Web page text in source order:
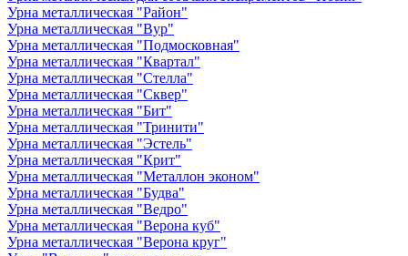
Урна металлическая "Район"
Урна металлическая "Вур"
Урна металлическая "Подмосковная"
Урна металлическая "Квартал"
Урна металлическая "Стелла"
Урна металлическая "Сквер"
Урна металлическая "Бит"
Урна металлическая "Тринити"
Урна металлическая "Эстель"
Урна металлическая "Крит"
Урна металлическая "Металлон эконом"
Урна металлическая "Будва"
Урна металлическая "Ведро"
Урна металлическая "Верона куб"
Урна металлическая "Верона круг"